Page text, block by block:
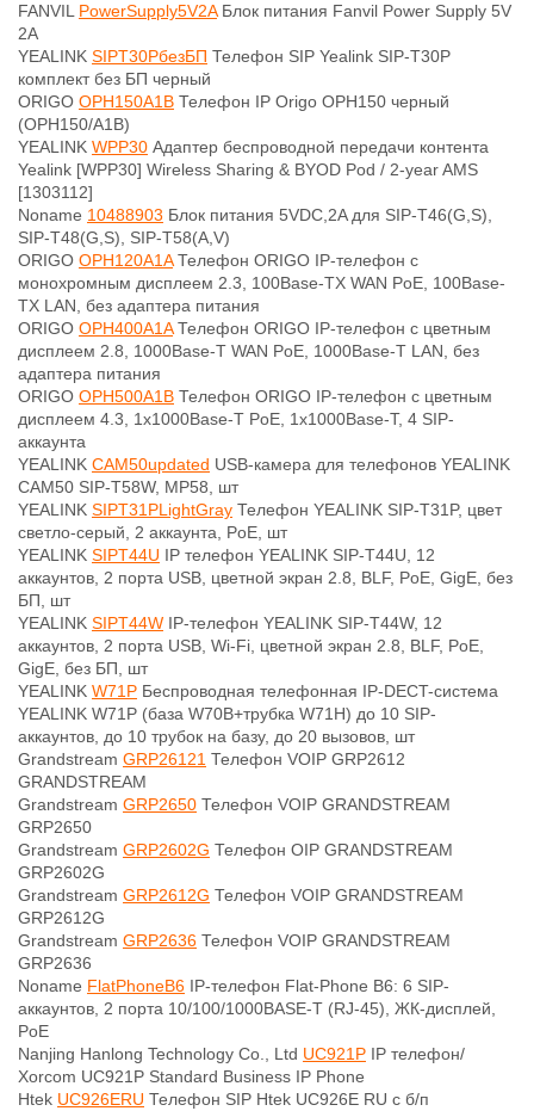
FANVIL PowerSupply5V2AБлок питания Fanvil Power Supply 5V
2A
YEALINK SIPT30PбезБП Телефон SIP Yealink SIP-T30P
комплект без БП черный
ORIGO OPH150A1B Телефон IP Origo OPH150 черный
(OPH150/A1B)
YEALINK WPP30 Адаптер беспроводной передачи контента
Yealink [WPP30] Wireless Sharing & BYOD Pod / 2-year AMS
[1303112]
Noname 10488903 Блок питания 5VDC,2A для SIP-T46(G,S),
SIP-T48(G,S), SIP-T58(A,V)
ORIGO OPH120A1AТелефон ORIGO IP-телефон с
монохромным дисплеем 2.3, 100Base-TX WAN PoE, 100Base-
TX LAN, без адаптера питания
ORIGO OPH400A1AТелефон ORIGO IP-телефон с цветным
дисплеем 2.8, 1000Base-T WAN PoE, 1000Base-T LAN, без
адаптера питания
ORIGO OPH500A1B Телефон ORIGO IP-телефон с цветным
дисплеем 4.3, 1x1000Base-T PoE, 1x1000Base-T, 4 SIP-
аккаунта
YEALINK CAM50updated USB-камера для телефонов YEALINK
CAM50 SIP-T58W, MP58, шт
YEALINK SIPT31PLightGray Телефон YEALINK SIP-T31P, цвет
светло-серый, 2 аккаунта, PoE, шт
YEALINK SIPT44U IP телефон YEALINK SIP-T44U, 12
аккаунтов, 2 порта USB, цветной экран 2.8, BLF, PoE, GigE, без
БП, шт
YEALINK SIPT44W IP-телефон YEALINK SIP-T44W, 12
аккаунтов, 2 порта USB, Wi-Fi, цветной экран 2.8, BLF, PoE,
GigE, без БП, шт
YEALINK W71P Беспроводная телефонная IP-DECT-система
YEALINK W71P (база W70B+трубка W71H) до 10 SIP-
аккаунтов, до 10 трубок на базу, до 20 вызовов, шт
Grandstream GRP26121 Телефон VOIP GRP2612
GRANDSTREAM
Grandstream GRP2650 Телефон VOIP GRANDSTREAM
GRP2650
Grandstream GRP2602G Телефон OIP GRANDSTREAM
GRP2602G
Grandstream GRP2612G Телефон VOIP GRANDSTREAM
GRP2612G
Grandstream GRP2636 Телефон VOIP GRANDSTREAM
GRP2636
Noname FlatPhoneB6 IP-телефон Flat-Phone B6: 6 SIP-
аккаунтов, 2 порта 10/100/1000BASE-T (RJ-45), ЖК-дисплей,
PoE
Nanjing Hanlong Technology Co., Ltd UC921P IP телефон/
Xorcom UC921P Standard Business IP Phone
Htek UC926ERU Телефон SIP Htek UC926E RU c б/п